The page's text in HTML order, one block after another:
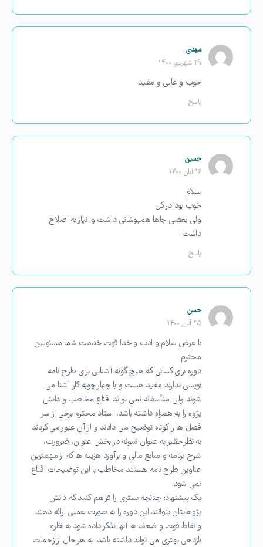
مهدی
۲۹ شهریور ۱۴۰۰
خوب و عالی و مفید
پاسخ
حسین
۱۶ آبان ۱۴۰۰
سلام
خوب بود در کل
ولی بعضی جاها همپوشانی داشت و. نیاز به اصلاح
داشت
پاسخ
حسن
۲۵ آبان ۱۴۰۰
با عرض سلام و ادب و خدا قوت خدمت شما مسئولین
محترم
دوره برای کسانی که هیچ گونه آشنایی برای طرح نامه
نویسی ندارند مفید هست و با چهار چوبه کار آشنا می
شوند ولی متأسفانه نمی تواند اقناع مخاطب و دانش
پژوه را به همراه داشته باشد، استاد محترم برخی از سر
فصل ها را کوتاه توضیح می دادند و از آن عبور می کردند
به نظر حقیر به عنوان نمونه در بخش عنوان، ضرورت،
شرح برنامه و منابع مالی و برآورد هزینه ها که از مهمترین
عناوین طرح نامه هستند مخاطب با این توضیحات اقناع
نمی شود.
یک پیشنهاد: چنانچه بستری را فراهم کنید که دانش
پژوهایتان بتوانند این دوره را به صورت عملی ارائه دهند
و نقاط قوت و ضعف به آنها تذکر داده شود به نظرم
بازدهی بهتری می تواند داشته باشد. به هر حال از زحمات